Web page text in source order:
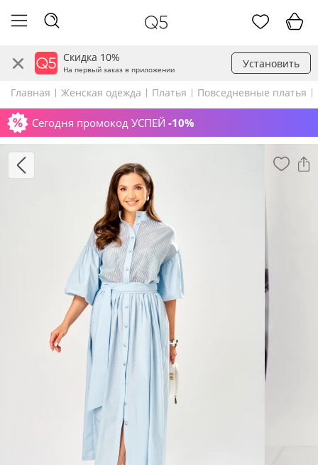
Скидка 10%
На первый заказ в приложении Установить
Главная Женская одежда Платья Повседневные платья
Сегодня промокод УСПЕЙ -10%